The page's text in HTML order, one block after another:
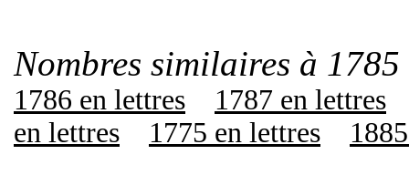
Nombres similaires à
1786 en lettres
1787 en lettres
en lettres
1775 en lettres